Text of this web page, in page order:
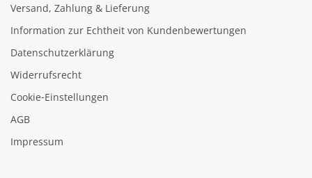
Versand, Zahlung & Lieferung
Information zur Echtheit von Kundenbewertungen
Datenschutzerklärung
Widerrufsrecht
Cookie‑Einstellungen
AGB
Impressum